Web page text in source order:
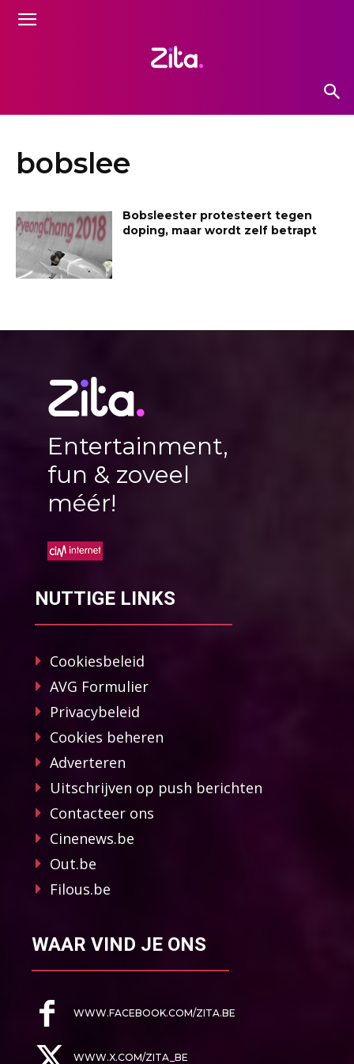
bobslee
Bobsleester protesteert tegen
doping, maar wordt zelf betrapt
Entertainment,
fun & zoveel
méér!
NUTTIGE LINKS
Cookiesbeleid
AVG Formulier
Privacybeleid
Cookies beheren
Adverteren
Uitschrijven op push berichten
Contacteer ons
Cinenews.be
Out.be
Filous.be
WAAR VIND JE ONS
WWW.FACEBOOK.COM/ZITA.BE
WWW.X.COM/ZITA_BE